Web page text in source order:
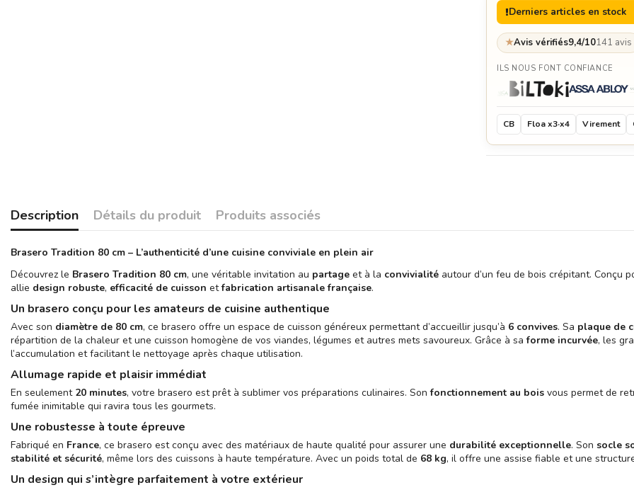
Derniers articles en stock
★Avis vérifiés9,4/10141 avis
ILS NOUS FONT CONFIANCE
CB Floa x3·x4 Virement
Description Détails du produit Produits associés
Brasero Tradition 80 cm – L’authenticité d’une cuisine conviviale en plein air
Découvrez le Brasero Tradition 80 cm, une véritable invitation au partage et à la convivialité autour d’un feu de bois crépitant. Conçu
allie design robuste, efficacité de cuisson etfabrication artisanale française.
Un brasero conçu pour les amateurs de cuisine authentique
Avec son diamètre de 80 cm, ce brasero offre un espace de cuisson généreux permettant d’accueillir jusqu’à 6 convives. Sa plaque de
répartition de la chaleur et une cuisson homogène de vos viandes, légumes et autres mets savoureux. Grâce à saforme incurvée, les
l’accumulation et facilitant le nettoyage après chaque utilisation.
Allumage rapide et plaisir immédiat
En seulement 20 minutes, votre brasero est prêt à sublimer vos préparations culinaires. Sonfonctionnement au bois vous permet de
fumée inimitable qui ravira tous les gourmets.
Une robustesse à toute épreuve
Fabriqué en France, ce brasero est conçu avec des matériaux de haute qualité pour assurer une durabilité exceptionnelle. Son socle
stabilité et sécurité, même lors des cuissons à haute température. Avec un poids total de 68 kg, il offre une assise fiable et une
Un design qui s’intègre parfaitement à votre extérieur